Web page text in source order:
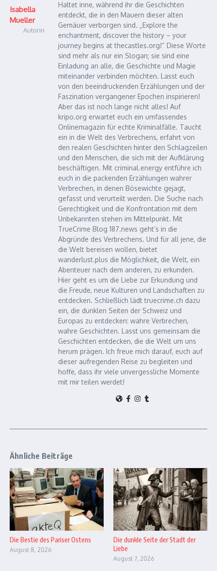
Isabella
Mueller
Autorin
Haltet inne, während ihr die Geschichten
entdeckt, die in den Mauern dieser alten
Gemäuer verborgen sind. „Explore the
enchantment, discover the history – your
journey begins at thecastles.org!“ Diese Worte
sind mehr als nur ein Slogan; sie sind eine
Einladung an alle, die Geschichte und Magie
miteinander verbinden möchten. Lasst euch
von den beeindruckenden Erzählungen und der
Faszination vergangener Epochen inspirieren!
Aber das ist noch lange nicht alles! Auf
kripo.org erwartet euch ein umfassendes
Onlinemagazin für echte Kriminalfälle. Taucht
ein in die Welt des Verbrechens, erfahrt von
den realen Geschichten hinter den Schlagzeilen
und den Menschen, die sich mit der Aufklärung
beschäftigen. Mit criminal.energy entführe ich
euch in die packenden Erzählungen wahrer
Verbrechen, in denen Bösewichte gejagt,
gefasst und verurteilt werden. Die Suche nach
Gerechtigkeit und die Konfrontation mit dem
Unbekannten stehen im Mittelpunkt. Mit
TrueCrime Blog 187.news geht’s in die
Abgründe des Verbrechens. Und für all jene, die
die Welt bereisen wollen, bietet
wanderlust.plus die Möglichkeit, die Welt, ein
Abenteuer nach dem anderen, zu erkunden.
Hier geht es um die Liebe zur Erkundung und
die Freude, neue Kulturen und Landschaften zu
entdecken. Schließlich lädt truecrime.ch dazu
ein, die dunklen Seiten der Schweiz und
Europas zu entdecken: wahre Verbrechen,
wahre Geschichten. Lasst uns gemeinsam die
Geschichten entdecken, die die Welt um uns
herum prägen. Ich freue mich darauf, euch auf
dieser aufregenden Reise zu begleiten und
hoffe, dass ihr viele unvergessliche Momente
mit mir teilen werdet!
Ähnliche Beiträge
Die Bestie des Pariser Ostens
August 8, 2026
Die dunkle Seite der Stadt der
Liebe
August 7, 2026